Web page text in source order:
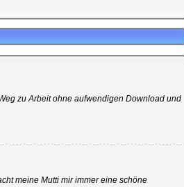
zu Arbeit ohne aufwendigen Download und
meine Mutti mir immer eine schöne